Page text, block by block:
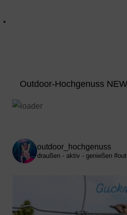
Outdoor-Hochgenuss
outdoor_hochgenuss
draußen - aktiv - genießen